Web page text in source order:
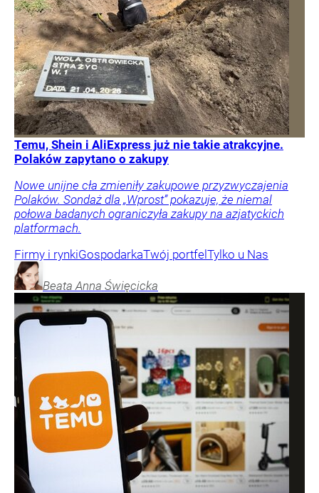
Temu, Shein i AliExpress już nie takie atrakcyjne.
Polaków zapytano o zakupy
Nowe unijne cła zmieniły zakupowe przyzwyczajenia
Polaków. Sondaż dla „Wprost” pokazuje, że niemal
połowa badanych ograniczyła zakupy na azjatyckich
platformach.
Firmy i rynkiGospodarkaTwój portfel Tylko u Nas
Beata Anna Święcicka